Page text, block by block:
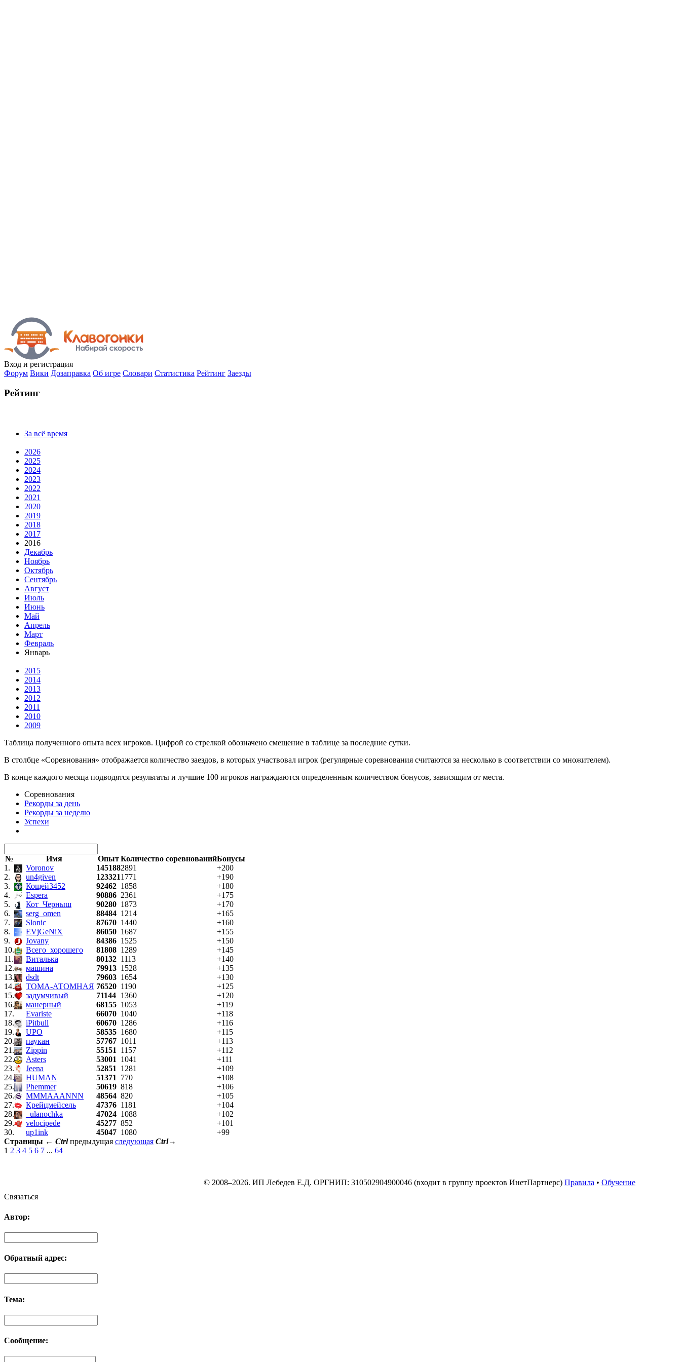
Вход и регистрация
Форум Вики Дозаправка Об игре Словари Статистика Рейтинг Заезды
Рейтинг
За всё время
2026
2025
2024
2023
2022
2021
2020
2019
2018
2017
2016
Декабрь
Ноябрь
Октябрь
Сентябрь
Август
Июль
Июнь
Май
Апрель
Март
Февраль
Январь
2015
2014
2013
2012
2011
2010
2009
Таблица полученного опыта всех игроков. Цифрой со стрелкой обозначено смещение в таблице за последние сутки.
В столбце «Соревнования» отображается количество заездов, в которых участвовал игрок (регулярные соревнования считаются за несколько в соответствии со множителем).
В конце каждого месяца подводятся результаты и лучшие 100 игроков награждаются определенным количеством бонусов, зависящим от места.
Соревнования
Рекорды за день
Рекорды за неделю
Успехи
№ Имя ОпытКоличество соревнованийБонусы
1.
Voronov 1451882891
+200
2.
un4given 1233211771
+190
3.
Кощей3452 92462 1858
+180
4.
Espera 90886 2361
+175
5.
Кот_Черныш 90280 1873
+170
6.
serg_omen 88484 1214
+165
7.
Slonic 87670 1440
+160
8.
EVjGeNiX 86050 1687
+155
9.
Jovany 84386 1525
+150
10.
Всего_хорошего 81808 1289
+145
11.
Виталька 80132 1113
+140
12.
машина 79913 1528
+135
13.
dsdt 79603 1654
+130
14.
ТОМА-АТОМНАЯ 76520 1190
+125
15.
задумчивый 71144 1360
+120
16.
манерный 68155 1053
+119
17.
Evariste 66070 1040
+118
18.
iPitbull 60670 1286
+116
19.
UPO 58535 1680
+115
20.
паукан 57767 1011
+113
21.
Zippin 55151 1157
+112
22.
Asters 53001 1041
+111
23.
Jeena 52851 1281
+109
24.
HUMAN 51371 770
+108
25.
Phemmer 50619 818
+106
26.
MMMAAANNN 48564 820
+105
27.
Крейцмейсель 47376 1181
+104
28.
_ulanochka 47024 1088
+102
29.
velocipede 45277 852
+101
30.
up1ink 45047 1080
+99
Страницы ← Ctrlпредыдущая следующая Ctrl→
1 2 3 4 5 6 7 ... 64
© 2008–2026. ИП Лебедев Е.Д. ОРГНИП: 310502904900046 (входит в группу проектов ИнетПартнерс) Правила • Обучение
Связаться
Автор:
Обратный адрес:
Тема:
Сообщение: